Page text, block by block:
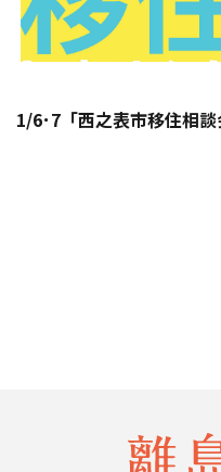
1/6･7「西之表市移住相